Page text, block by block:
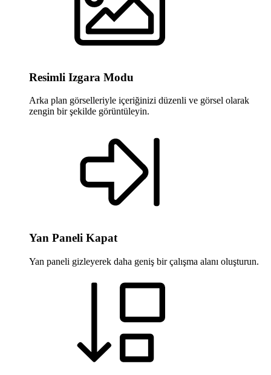
Resimli Izgara Modu
Arka plan görselleriyle içeriğinizi düzenli ve görsel olarak
zengin bir şekilde görüntüleyin.
Yan Paneli Kapat
Yan paneli gizleyerek daha geniş bir çalışma alanı oluşturun.